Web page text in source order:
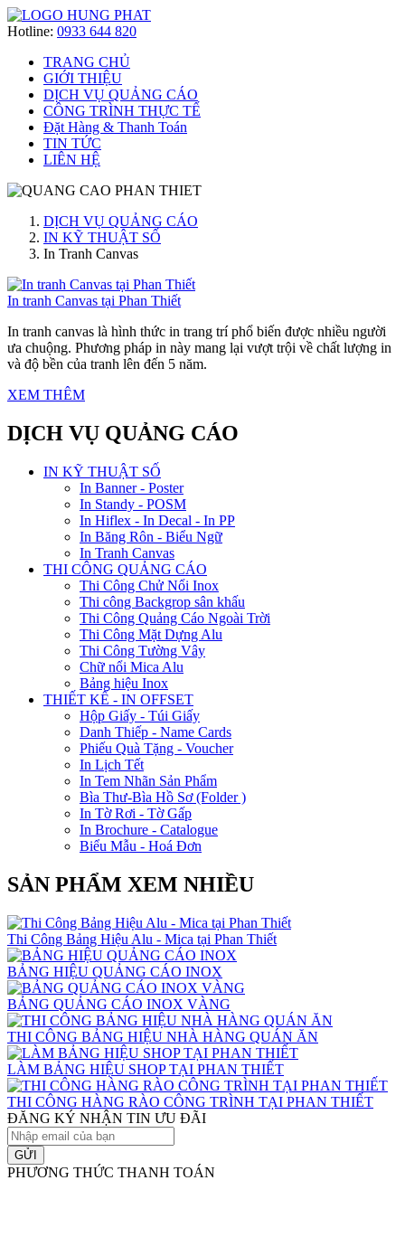
Hotline: 0933 644 820
TRANG CHỦ
GIỚI THIỆU
DỊCH VỤ QUẢNG CÁO
CÔNG TRÌNH THỰC TẾ
Đặt Hàng & Thanh Toán
TIN TỨC
LIÊN HỆ
DỊCH VỤ QUẢNG CÁO
IN KỸ THUẬT SỐ
In Tranh Canvas
In tranh Canvas tại Phan Thiết
In tranh canvas là hình thức in trang trí phổ biến được nhiều người
ưa chuộng. Phương pháp in này mang lại vượt trội về chất lượng in
và độ bền của tranh lên đến 5 năm.
XEM THÊM
DỊCH VỤ QUẢNG CÁO
IN KỸ THUẬT SỐ
In Banner - Poster
In Standy - POSM
In Hiflex - In Decal - In PP
In Băng Rôn - Biểu Ngữ
In Tranh Canvas
THI CÔNG QUẢNG CÁO
Thi Công Chử Nổi Inox
Thi công Backgrop sân khấu
Thi Công Quảng Cáo Ngoài Trời
Thi Công Mặt Dựng Alu
Thi Công Tường Vây
Chữ nổi Mica Alu
Bảng hiệu Inox
THIẾT KẾ - IN OFFSET
Hộp Giấy - Túi Giấy
Danh Thiếp - Name Cards
Phiếu Quà Tặng - Voucher
In Lịch Tết
In Tem Nhãn Sản Phẩm
Bìa Thư-Bìa Hồ Sơ (Folder )
In Tờ Rơi - Tờ Gấp
In Brochure - Catalogue
Biểu Mẫu - Hoá Đơn
SẢN PHẨM XEM NHIỀU
Thi Công Bảng Hiệu Alu - Mica tại Phan Thiết
BẢNG HIỆU QUẢNG CÁO INOX
BẢNG QUẢNG CÁO INOX VÀNG
THI CÔNG BẢNG HIỆU NHÀ HÀNG QUÁN ĂN
LÀM BẢNG HIỆU SHOP TẠI PHAN THIẾT
THI CÔNG HÀNG RÀO CÔNG TRÌNH TẠI PHAN THIẾT
ĐĂNG KÝ NHẬN TIN ƯU ĐÃI
GỬI
PHƯƠNG THỨC THANH TOÁN